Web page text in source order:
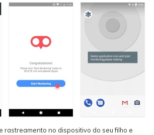
rastreamento no dispositivo do seu filho e